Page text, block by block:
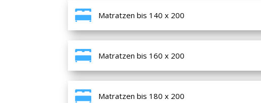
Matratzen bis 140 x 200
Matratzen bis 160 x 200
Matratzen bis 180 x 200